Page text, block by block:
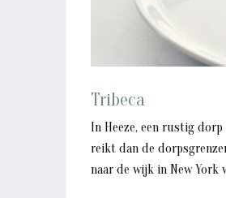
Tribeca
In Heeze, een rustig
reikt dan de
naar de wijk in New York